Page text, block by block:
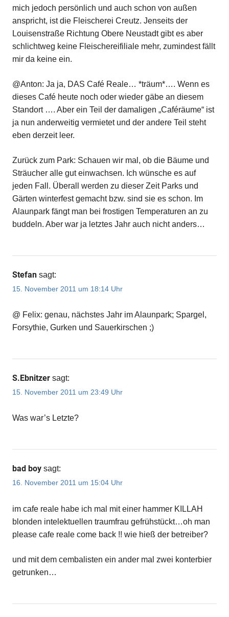
mich jedoch persönlich und auch schon von außen
anspricht, ist die Fleischerei Creutz. Jenseits der
Louisenstraße Richtung Obere Neustadt gibt es aber
schlichtweg keine Fleischereifiliale mehr, zumindest fällt
mir da keine ein.
@Anton: Ja ja, DAS Café Reale… *träum*…. Wenn es
dieses Café heute noch oder wieder gäbe an diesem
Standort …. Aber ein Teil der damaligen „Caféräume“ ist
ja nun anderweitig vermietet und der andere Teil steht
eben derzeit leer.
Zurück zum Park: Schauen wir mal, ob die Bäume und
Sträucher alle gut einwachsen. Ich wünsche es auf
jeden Fall. Überall werden zu dieser Zeit Parks und
Gärten winterfest gemacht bzw. sind sie es schon. Im
Alaunpark fängt man bei frostigen Temperaturen an zu
buddeln. Aber war ja letztes Jahr auch nicht anders…
Stefan sagt:
15. November 2011 um 18:14 Uhr
@ Felix: genau, nächstes Jahr im Alaunpark; Spargel,
Forsythie, Gurken und Sauerkirschen ;)
S.Ebnitzer sagt:
15. November 2011 um 23:49 Uhr
Was war’s Letzte?
bad boy sagt:
16. November 2011 um 15:04 Uhr
im cafe reale habe ich mal mit einer hammer KILLAH
blonden intelektuellen traumfrau gefrühstückt…oh man
please cafe reale come back !! wie hieß der betreiber?
und mit dem cembalisten ein ander mal zwei konterbier
getrunken…